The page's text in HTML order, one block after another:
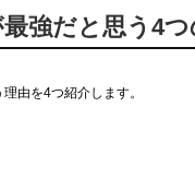
強だと思う4つ
由を4つ紹介します。